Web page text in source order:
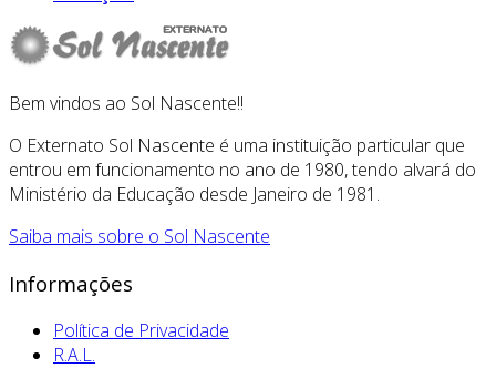
Bem vindos ao Sol Nascente!!
O Externato Sol Nascente é uma instituição particular que
entrou em funcionamento no ano de 1980, tendo alvará do
Ministério da Educação desde Janeiro de 1981.
Saiba mais sobre o Sol Nascente
Informações
Política de Privacidade
R.A.L.